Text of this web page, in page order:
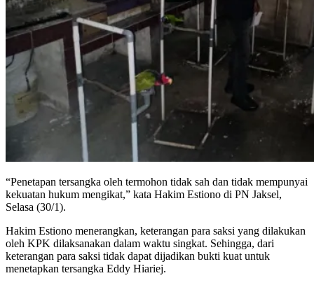
“Penetapan tersangka oleh termohon tidak sah dan tidak mempunyai
kekuatan hukum mengikat,” kata Hakim Estiono di PN Jaksel,
Selasa (30/1).
Hakim Estiono menerangkan, keterangan para saksi yang dilakukan
oleh KPK dilaksanakan dalam waktu singkat. Sehingga, dari
keterangan para saksi tidak dapat dijadikan bukti kuat untuk
menetapkan tersangka Eddy Hiariej.